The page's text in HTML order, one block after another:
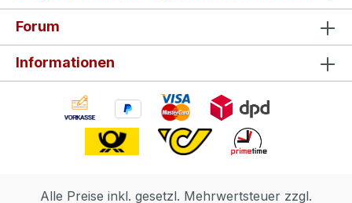
Forum
Informationen
Alle Preise inkl. gesetzl. Mehrwertsteuer zzgl.